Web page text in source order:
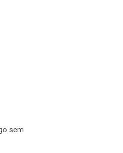
sem